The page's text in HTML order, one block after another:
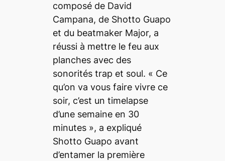
composé de David
Campana, de Shotto Guapo
et du beatmakerMajor, a
réussi à mettre le feu aux
planches avec des
sonorités trap et soul. « Ce
qu’on va vous faire vivre ce
soir, c’est un timelapse
d’une semaine en 30
minutes », a expliqué
Shotto Guapo avant
d’entamer la première